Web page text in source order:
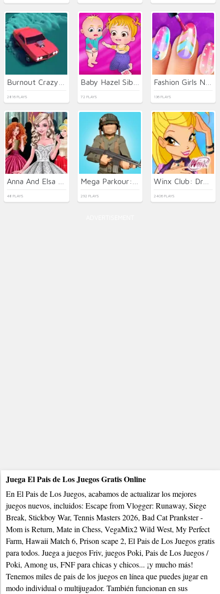
2816 PLAYS 72 PLAYS 136 PLAYS
48 PLAYS 292 PLAYS
Winx Club: Dress Up
2406 PLAYS
Juega El Pais de Los Juegos Gratis Online
En El Pais de Los Juegos, acabamos de actualizar los mejores
juegos nuevos, incluidos: Escape from Vlogger: Runaway, Siege
Break, Stickboy War, Tennis Masters 2026, Bad Cat Prankster -
Mom is Return, Mate in Chess, VegaMix2 Wild West, My Perfect
Farm, Hawaii Match 6, Prison scape 2, El Pais de Los Juegos gratis
para todos. Juega a juegos Friv, juegos Poki, Pais de Los Juegos /
Poki, Among us, FNF para chicas y chicos... ¡y mucho más!
Tenemos miles de pais de los juegos en línea que puedes jugar en
modo individual o multijugador. También funcionan en sus